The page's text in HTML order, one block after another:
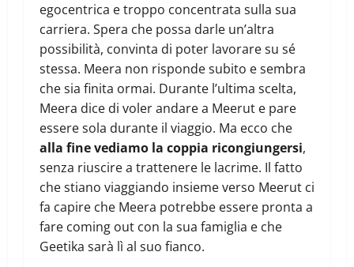
egocentrica e troppo concentrata sulla sua
carriera. Spera che possa darle un’altra
possibilità, convinta di poter lavorare su sé
stessa. Meera non risponde subito e sembra
che sia finita ormai. Durante l’ultima scelta,
Meera dice di voler andare a Meerut e pare
essere sola durante il viaggio. Ma ecco che
alla fine vediamo la coppia ricongiungersi,
senza riuscire a trattenere le lacrime. Il fatto
che stiano viaggiando insieme verso Meerut ci
fa capire che Meera potrebbe essere pronta a
fare coming out con la sua famiglia e che
Geetika sarà lì al suo fianco.